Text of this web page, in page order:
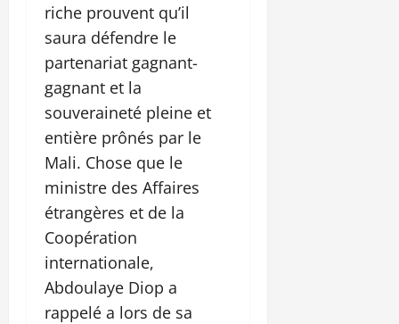
riche prouvent qu’il
saura défendre le
partenariat gagnant-
gagnant et la
souveraineté pleine et
entière prônés par le
Mali. Chose que le
ministre des Affaires
étrangères et de la
Coopération
internationale,
Abdoulaye Diop a
rappelé a lors de sa